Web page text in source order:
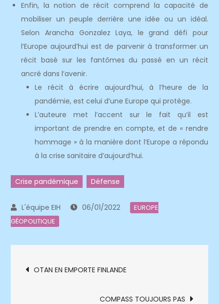
Enfin, la notion de récit comprend la capacité de
mobiliser un peuple derrière une idée ou un idéal.
Selon Arancha Gonzalez Laya, le grand défi pour
l’Europe aujourd’hui est de parvenir à transformer un
récit basé sur les fantômes du passé en un récit
ancré dans l’avenir.
Le récit à écrire aujourd’hui, à l’heure de la
pandémie, est celui d’une Europe qui protège.
L’auteure met l’accent sur le fait qu’il est
important de prendre en compte, et de « rendre
hommage » à la manière dont l’Europe a répondu
à la crise sanitaire d’aujourd’hui.
Crise pandémique Défense
06/01/2022
EUROPE
GÉOPOLITIQUE
Navigation
OTAN EN EMPORTE FINLANDE
COMPASS TOUJOURS PAS